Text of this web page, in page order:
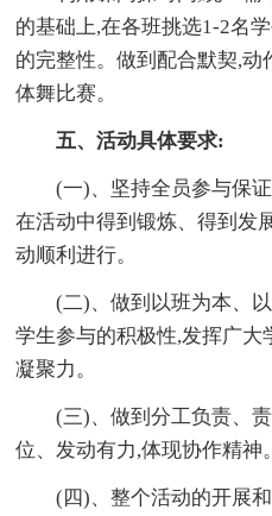
的基础上,在各班挑选1-2名
的完整性。做到配合默契,
体舞比赛。
五、活动具体要求:
(一)、坚持全员参与保证
在活动中得到锻炼、得到发
动顺利进行。
(二)、做到以班为本、以
学生参与的积极性,发挥广大
凝聚力。
(三)、做到分工负责、责
位、发动有力,体现协作精神。
(四)、整个活动的开展和